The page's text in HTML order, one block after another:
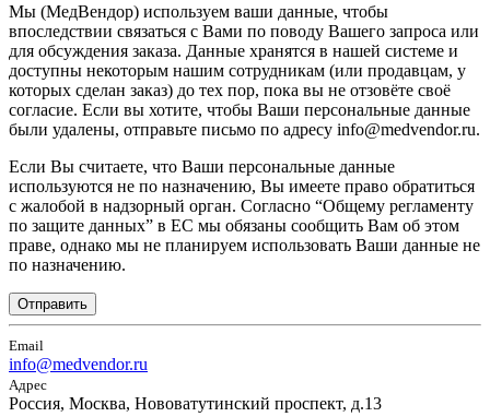
Мы (МедВендор) используем ваши данные, чтобы
впоследствии связаться с Вами по поводу Вашего запроса или
для обсуждения заказа. Данные хранятся в нашей системе и
доступны некоторым нашим сотрудникам (или продавцам, у
которых сделан заказ) до тех пор, пока вы не отзовёте своё
согласие. Если вы хотите, чтобы Ваши персональные данные
были удалены, отправьте письмо по адресу info@medvendor.ru.
Если Вы считаете, что Ваши персональные данные
используются не по назначению, Вы имеете право обратиться
с жалобой в надзорный орган. Согласно “Общему регламенту
по защите данных” в ЕС мы обязаны сообщить Вам об этом
праве, однако мы не планируем использовать Ваши данные не
по назначению.
Отправить
Email
info@medvendor.ru
Адрес
Россия, Москва, Нововатутинский проспект, д.13